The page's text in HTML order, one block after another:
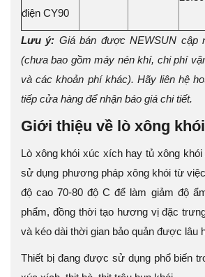
điện CY90
Lưu ý: Giá bán được NEWSUN cập
(chưa bao gồm máy nén khí, chi phí
và các khoản phí khác). Hãy liên hệ
tiếp cửa hàng để nhận báo giá chi tiết.
Giới thiệu về lò xông
Lò xông khói xúc xích hay tủ xông
sử dụng phương pháp xông khói từ
độ cao 70-80 độ C để làm giảm độ
phẩm, đồng thời tạo hương vị đặc
và kéo dài thời gian bảo quản được lâu
Thiết bị đang được sử dụng phổ biến